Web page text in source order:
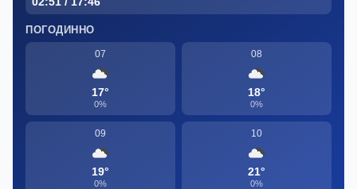
ПОГОДИННО
07
17°
0%
08
18°
0%
09
19°
0%
10
21°
0%